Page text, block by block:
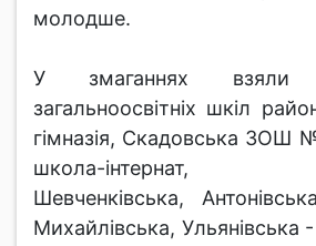
молодше.
У змаганнях взяли
загальноосвітніх шкіл
гімназія, Скадовська ЗОШ
школа-інтернат,
Шевченківська,
Михайлівська, Ульянівська